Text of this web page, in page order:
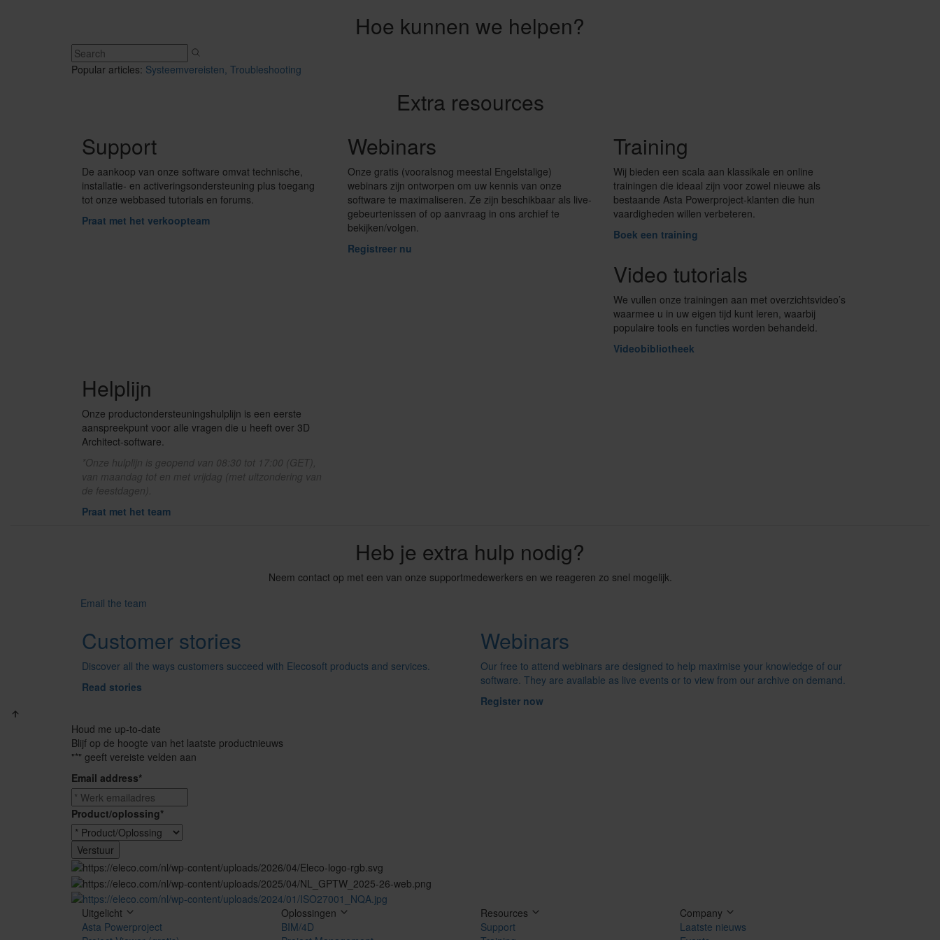
Hoe kunnen we helpen?
Popular articles: Systeemvereisten, Troubleshooting
Extra resources
Support
De aankoop van onze software omvat technische,
installatie- en activeringsondersteuning plus toegang
tot onze webbased tutorials en forums.
Praat met het verkoopteam
Webinars
Onze gratis (vooralsnog meestal Engelstalige)
webinars zijn ontworpen om uw kennis van onze
software te maximaliseren. Ze zijn beschikbaar als live-
gebeurtenissen of op aanvraag in ons archief te
bekijken/volgen.
Registreer nu
Training
Wij bieden een scala aan klassikale en online
trainingen die ideaal zijn voor zowel nieuwe als
bestaande Asta Powerproject-klanten die hun
vaardigheden willen verbeteren.
Boek een training
Video tutorials
We vullen onze trainingen aan met overzichtsvideo’s
waarmee u in uw eigen tijd kunt leren, waarbij
populaire tools en functies worden behandeld.
Videobibliotheek
Helplijn
Onze productondersteuningshulplijn is een eerste
aanspreekpunt voor alle vragen die u heeft over 3D
Architect-software.
*Onze hulplijn is geopend van 08:30 tot 17:00 (GET),
van maandag tot en met vrijdag (met uitzondering van
de feestdagen).
Praat met het team
Heb je extra hulp nodig?
Neem contact op met een van onze supportmedewerkers en we reageren zo snel mogelijk.
Email the team
Customer stories
Discover all the ways customers succeed with Elecosoft products and services.
Read stories
Webinars
Our free to attend webinars are designed to help maximise your knowledge of our
software. They are available as live events or to view from our archive on demand.
Register now
Houd me up-to-date
Blijf op de hoogte van het laatste productnieuws
"*" geeft vereiste velden aan
Email address*
Product/oplossing*
Uitgelicht
Asta Powerproject
Oplossingen
BIM/4D
Resources
Support
Company
Laatste nieuws